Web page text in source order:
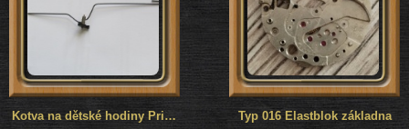
Kotva na dětské hodiny Prim - SOVIČKA - nová Typ 016 Elastblok základna